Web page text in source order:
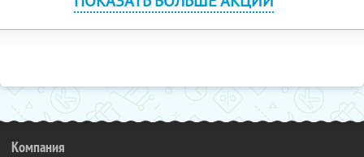
Компания